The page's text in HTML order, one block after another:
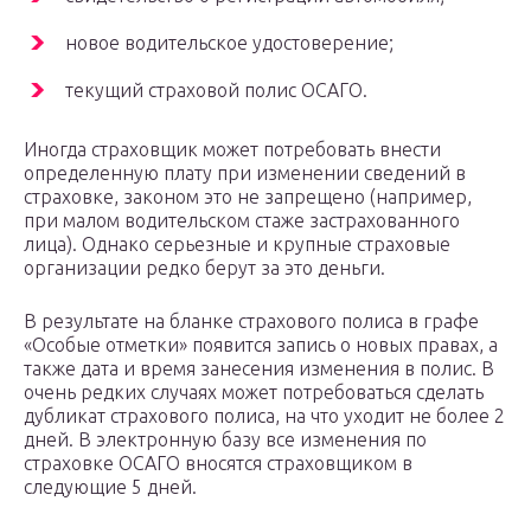
новое водительское удостоверение;
текущий страховой полис ОСАГО.
Иногда страховщик может потребовать внести
определенную плату при изменении сведений в
страховке, законом это не запрещено (например,
при малом водительском стаже застрахованного
лица). Однако серьезные и крупные страховые
организации редко берут за это деньги.
В результате на бланке страхового полиса в графе
«Особые отметки» появится запись о новых правах, а
также дата и время занесения изменения в полис. В
очень редких случаях может потребоваться сделать
дубликат страхового полиса, на что уходит не более 2
дней. В электронную базу все изменения по
страховке ОСАГО вносятся страховщиком в
следующие 5 дней.